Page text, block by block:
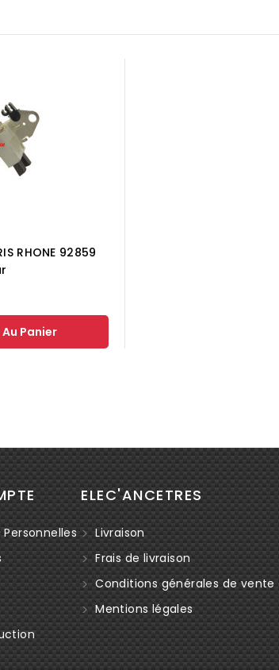
RHONE 92859
Panier
ELEC'ANCETRES
Livraison
Frais de livraison
Conditions générales de vente
Mentions légales